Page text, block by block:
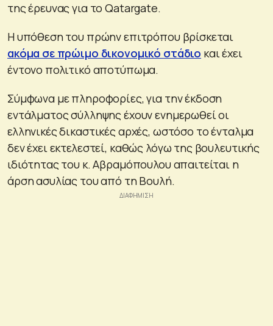
της έρευνας για το Qatargate.
Η υπόθεση του πρώην επιτρόπου βρίσκεται
ακόμα σε πρώιμο δικονομικό στάδιο και έχει
έντονο πολιτικό αποτύπωμα.
Σύμφωνα με πληροφορίες, για την έκδοση
εντάλματος σύλληψης έχουν ενημερωθεί οι
ελληνικές δικαστικές αρχές, ωστόσο το ένταλμα
δεν έχει εκτελεστεί, καθώς λόγω της βουλευτικής
ιδιότητας του κ. Αβραμόπουλου απαιτείται η
άρση ασυλίας του από τη Βουλή.